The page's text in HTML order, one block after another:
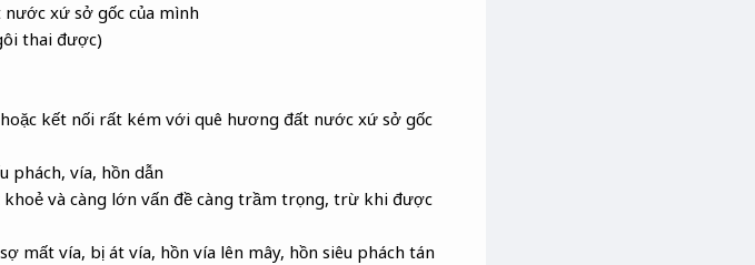
xứ sở gốc của mình
thai được)
kết nối rất kém với quê hương đất nước xứ sở gốc
phách, vía, hồn dẫn
khoẻ và càng lớn vấn đề càng trầm trọng, trừ khi được
mất vía, bị át vía, hồn vía lên mây, hồn siêu phách tán